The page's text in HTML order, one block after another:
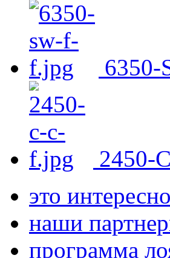
2450-С
это интересно
наши
программа